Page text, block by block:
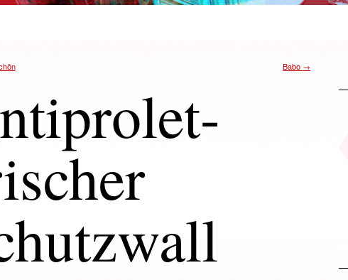
Babo →